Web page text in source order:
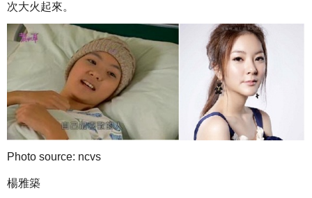
次大火起來。
Photo source: ncvs
楊雅築